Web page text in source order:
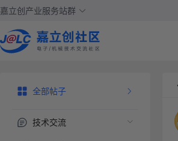
嘉立创产业服务站群
全部帖子
技术交流